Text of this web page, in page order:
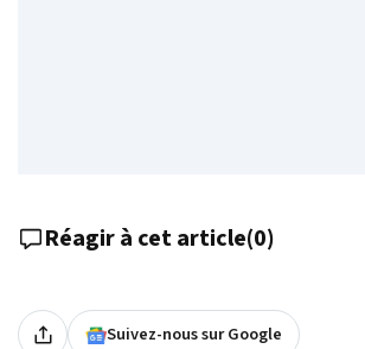
Réagir à cet article(0)
Suivez-nous sur Google